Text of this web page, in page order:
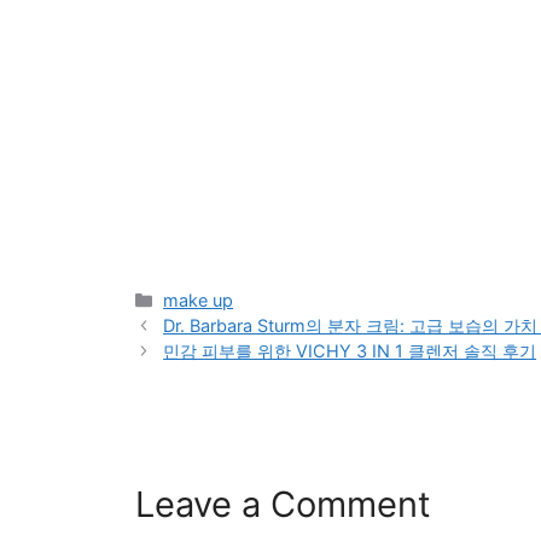
Categories
make up
Dr. Barbara Sturm의 분자 크림: 고급 보습의 가
민감 피부를 위한 VICHY 3 IN 1 클렌저 솔직 후기
Leave a Comment